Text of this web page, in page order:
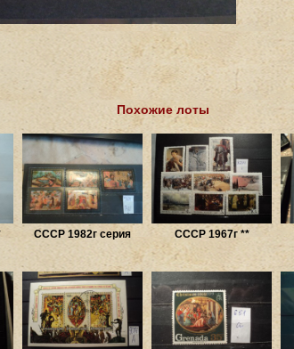
Похожие лоты
СССР 1982г серия СССР 1967г **